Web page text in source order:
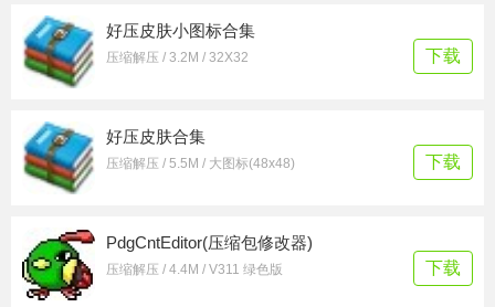
好压皮肤小图标合集
压缩解压 / 3.2M / 32X32 下载
好压皮肤合集
压缩解压 / 5.5M / 大图标(48x48) 下载
PdgCntEditor(压缩包修改器)
压缩解压 / 4.4M / V311 绿色版 下载